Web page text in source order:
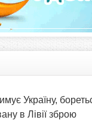
Україну,
в Лівії зброю